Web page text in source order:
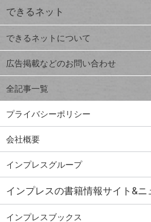
close
閉じ
る
連載
Excel Q&A
トイアンナ流仕
事術
PowerAutomate
ではじめる業務
の完全自動化
AI議事録作成術
Windows 11
Q&A
Teams踏み込み
活用術
できるネット
できるネットについて
広告掲載などのお問い合わせ
全記事一覧
プライバシーポリシー
会社概要
インプレスグループ
インプレスの書籍情報サイト&ニ
インプレスブックス